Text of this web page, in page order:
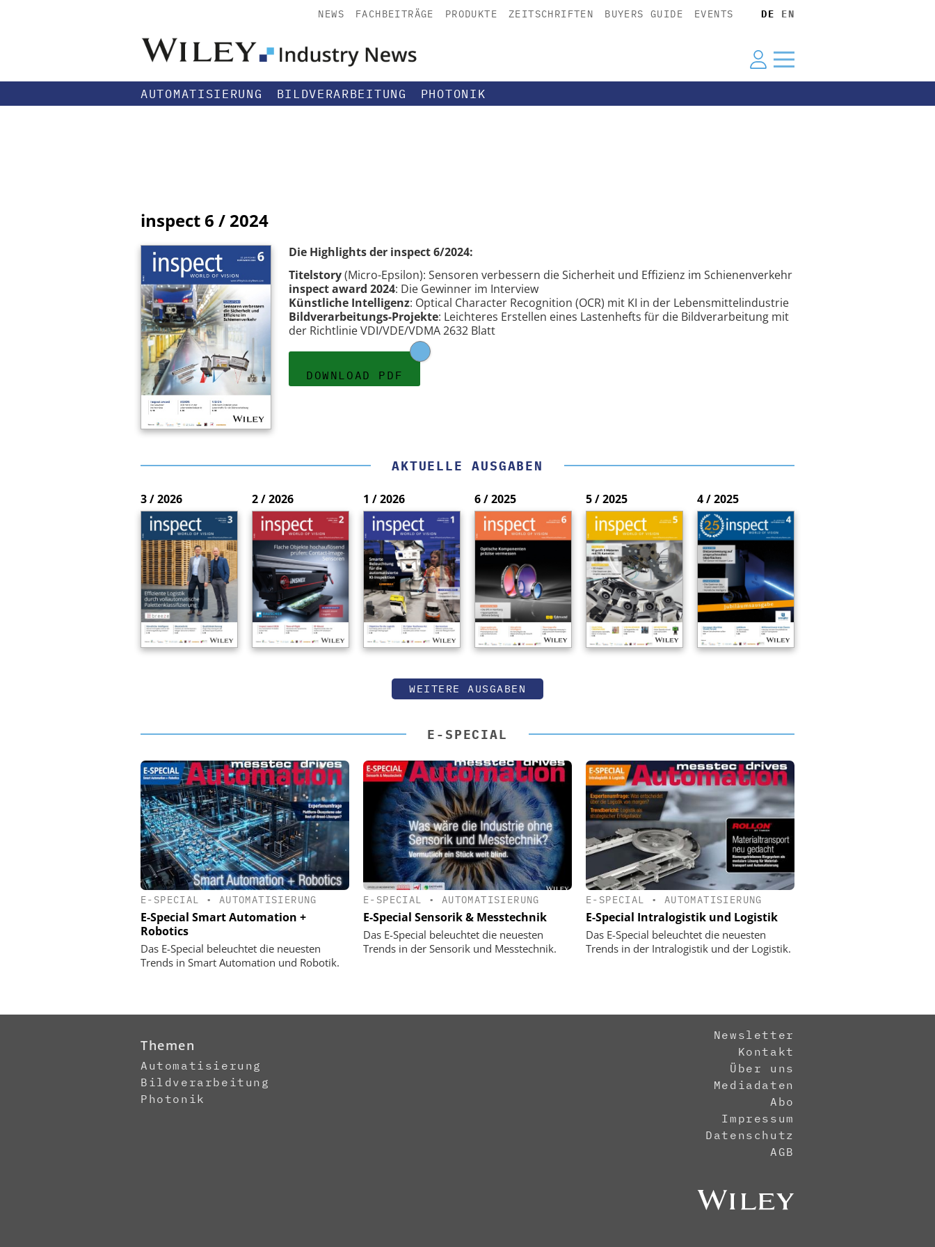
NEWS FACHBEITRÄGE PRODUKTE ZEITSCHRIFTEN BUYERS GUIDE EVENTS DE EN
AUTOMATISIERUNG BILDVERARBEITUNG PHOTONIK
inspect6 / 2024
Die Highlights der inspect 6/2024:
Titelstory(Micro-Epsilon): Sensoren verbessern die Sicherheit und Effizienz im Schienenverkehr
inspect award 2024: Die Gewinner im Interview
Künstliche Intelligenz: Optical Character Recognition (OCR) mit KI in der Lebensmittelindustrie
Bildverarbeitungs-Projekte: Leichteres Erstellen eines Lastenhefts für die Bildverarbeitung mit
der Richtlinie VDI/VDE/VDMA 2632 Blatt
DOWNLOAD PDF
AKTUELLE AUSGABEN
3 / 2026 2 / 2026 1 / 2026 6 / 2025 5 / 2025 4 / 2025
WEITERE AUSGABEN
E-SPECIAL
E-SPECIAL • AUTOMATISIERUNG
E-Special Smart Automation +
Robotics
Das E-Special beleuchtet die neuesten
Trends in Smart Automation und Robotik.
E-SPECIAL • AUTOMATISIERUNG
E-Special Sensorik & Messtechnik
Das E-Special beleuchtet die neuesten
Trends in der Sensorik und Messtechnik.
E-SPECIAL • AUTOMATISIERUNG
E-Special Intralogistik und Logistik
Das E-Special beleuchtet die neuesten
Trends in der Intralogistik und der Logistik.
Themen
Automatisierung
Bildverarbeitung
Photonik
Newsletter
Kontakt
Über uns
Mediadaten
Abo
Impressum
Datenschutz
AGB